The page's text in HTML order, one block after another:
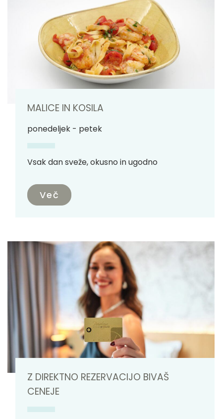
MALICE IN KOSILA
ponedeljek - petek
Vsak dan sveže, okusno in ugodno
Več
Z DIREKTNO REZERVACIJO BIVAŠ
CENEJE